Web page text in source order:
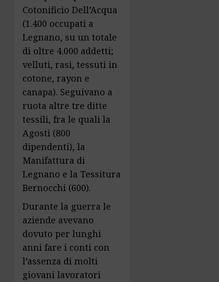
Cotonificio Dell’Acqua
(1.400 occupati a
Legnano, su un totale
di oltre 4.000 addetti;
velluti, rasi, tessuti in
cotone, rayon e
canapa). Seguivano a
ruota altre tre ditte
tessili, fra le quali la
Agosti (800
dipendenti), la
Manifattura di
Legnano e la Tessitura
Bernocchi (600).
Durante la guerra le
aziende avevano
dovuto per lunghi
anni fare i conti con
l’assenza di molti
giovani lavoratori